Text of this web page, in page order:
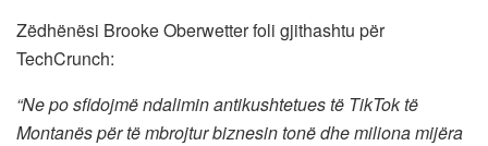
Zëdhënësi Brooke Oberwetter foli gjithashtu për
TechCrunch:
“Ne po sfidojmë ndalimin antikushtetues të TikTok të
Montanës për të mbrojtur biznesin tonë dhe miliona mijëra